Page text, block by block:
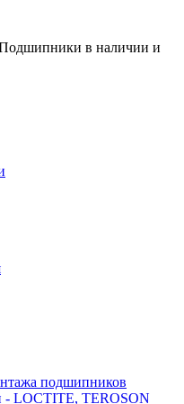
Подшипники в наличии и
подшипников
LOCTITE, TEROSON